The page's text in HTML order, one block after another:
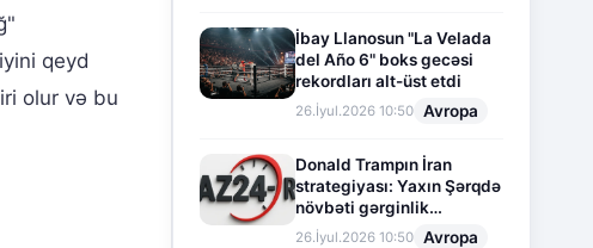
qeyd
olur və bu
İbay Llanosun "La Velada
del Año 6" boks gecəsi
rekordları alt-üst etdi
26.İyul.2026 10:50 Avropa
Donald Trampın İran
strategiyası: Yaxın Şərqdə
növbəti gərginlik
mərhələsi
26.İyul.2026 10:50 Avropa